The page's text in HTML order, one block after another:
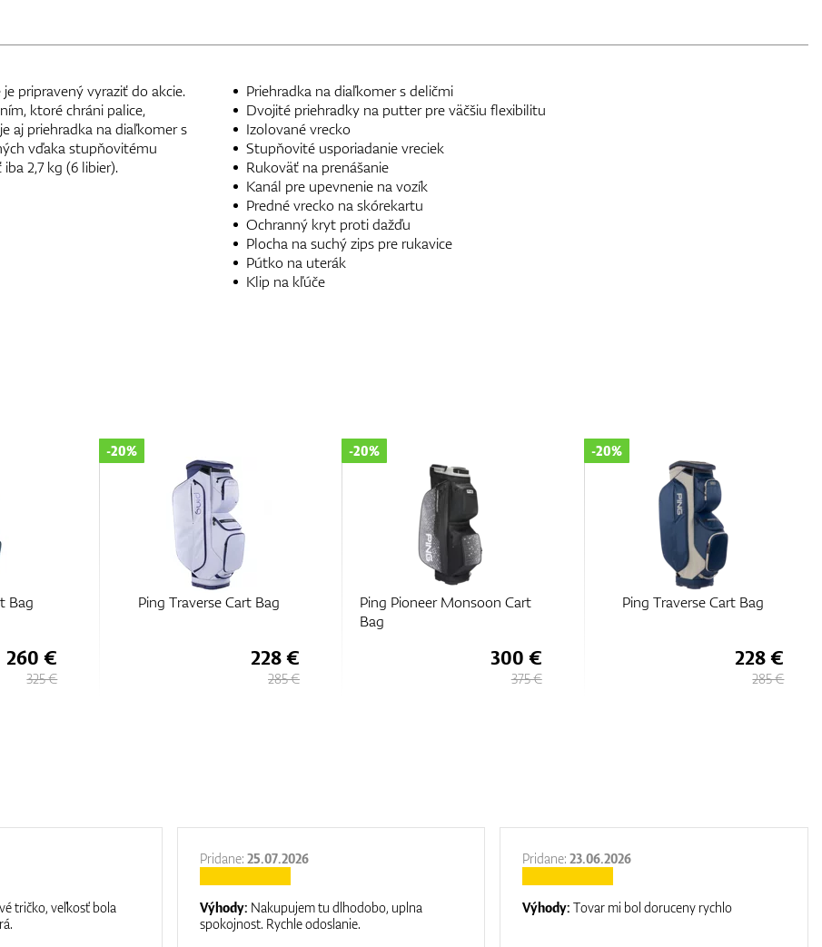
pripravený vyraziť do akcie.
ktoré chráni palice,
aj priehradka na diaľkomer s
vďaka stupňovitému
2,7 kg (6 libier).
Priehradka na diaľkomer s deličmi
Dvojité priehradky na putter pre väčšiu flexibilitu
Izolované vrecko
Stupňovité usporiadanie vreciek
Rukoväť na prenášanie
Kanál pre upevnenie na vozík
Predné vrecko na skórekartu
Ochranný kryt proti dažďu
Plocha na suchý zips pre rukavice
Pútko na uterák
Klip na kľúče
Bag
228 €
285 €
Ping Pioneer Monsoon Cart
-20%
300 €
375 €
Ping Traverse Cart Bag
-20%
228 €
285 €
Ping Pioneer Monsoon Cart
-20%
300 €
375 €
tričko, veľkosť bola
Pridane:25.07.2026
Výhody: Nakupujem tu dlhodobo, uplna
spokojnost. Rychle odoslanie.
Pridane:23.06.2026
Výhody:Tovar mi bol doruceny rychlo